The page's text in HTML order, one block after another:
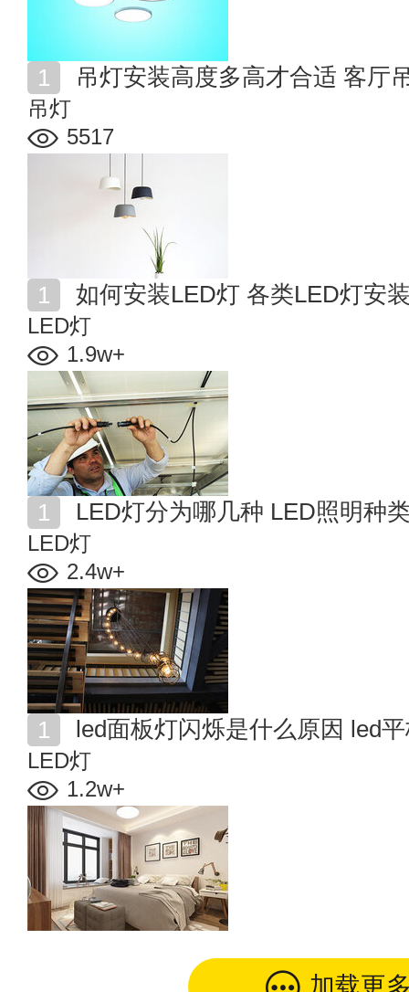
吊灯安装高度多高才合适 客厅
吊灯
5517
如何安装LED灯 各类LED灯安
LED灯
1.9w+
LED灯分为哪几种 LED照明种
LED灯
2.4w+
led面板灯闪烁是什么原因 led
LED灯
1.2w+
加载更